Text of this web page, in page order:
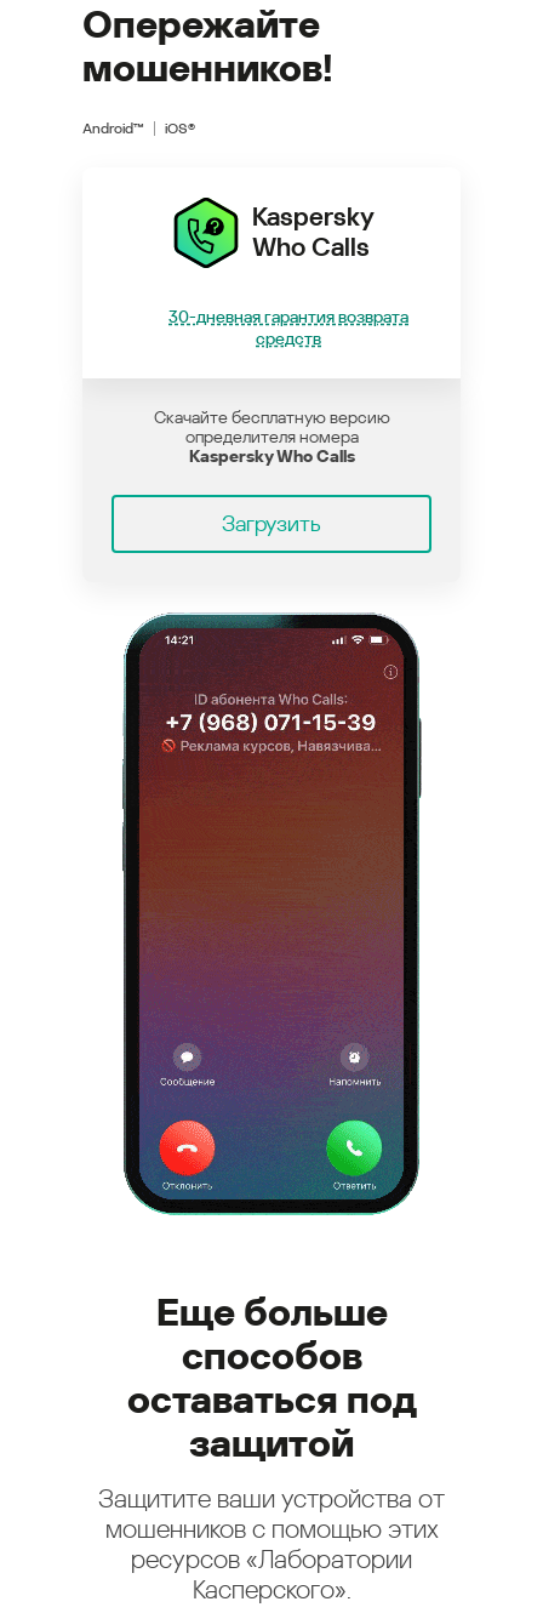
Опережайте
мошенников!
Android™ iOS®
Kaspersky
Who Calls
30-дневная гарантия возврата
средств
Скачайте бесплатную версию
определителя номера
Kaspersky Who Calls
Загрузить
Еще больше
способов
оставаться под
защитой
Защитите ваши устройства от
мошенников с помощью этих
ресурсов «Лаборатории
Касперского».